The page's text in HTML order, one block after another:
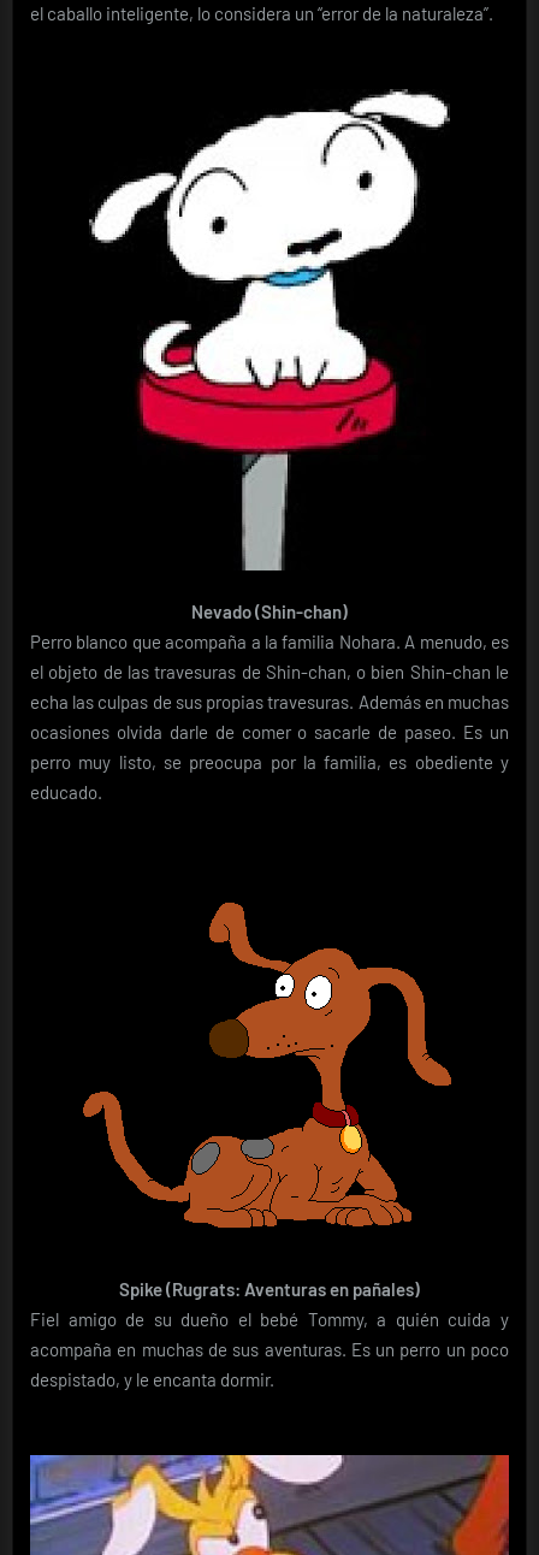
el caballo inteligente, lo considera un “error de la naturaleza”.
Nevado (Shin-chan)
Perro blanco que acompaña a la familia Nohara. A menudo, es
el objeto de las travesuras de Shin-chan, o bien Shin-chan le
echa las culpas de sus propias travesuras. Además en muchas
ocasiones olvida darle de comer o sacarle de paseo. Es un
perro muy listo, se preocupa por la familia, es obediente y
educado.
Spike (Rugrats: Aventuras en pañales)
Fiel amigo de su dueño el bebé Tommy, a quién cuida y
acompaña en muchas de sus aventuras. Es un perro un poco
despistado, y le encanta dormir.